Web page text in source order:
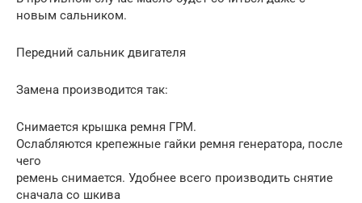
новым сальником.
Передний сальник двигателя
Замена производится так:
Снимается крышка ремня ГРМ.
Ослабляются крепежные гайки ремня генератора, после
чего
ремень снимается. Удобнее всего производить снятие
сначала со шкива